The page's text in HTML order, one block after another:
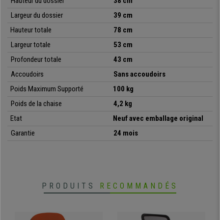
design, qualité, confort et polyvalence à un prix irrésistible
seulement disponible chez chaisedebureau.
•Idéale pour salles de conférences
• Structure de l’assise et du dossier commode
• Très pratique et polyvalente
Largeur du dossier
39 cm
Hauteurtotale
78 cm
Largeurtotale
53 cm
Profondeurtotale
43 cm
Accoudoirs
Sans accoudoirs
Poids Maximum Supporté
100 kg
Poids de la chaise
4,2 kg
Etat
Neuf avec emballage original
Garantie
24 mois
PRODUITS RECOMMANDÉS